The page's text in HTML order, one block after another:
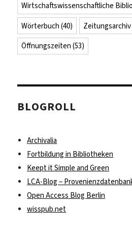
Wirtschaftswissenschaftliche
Wörterbuch (40) Zeitungsarchiv
Öffnungszeiten (53)
BLOGROLL
Archivalia
Fortbildung in Bibliotheken
Keept it Simple and Green
LCA-Blog –
Open Access Blog Berlin
wisspub.net